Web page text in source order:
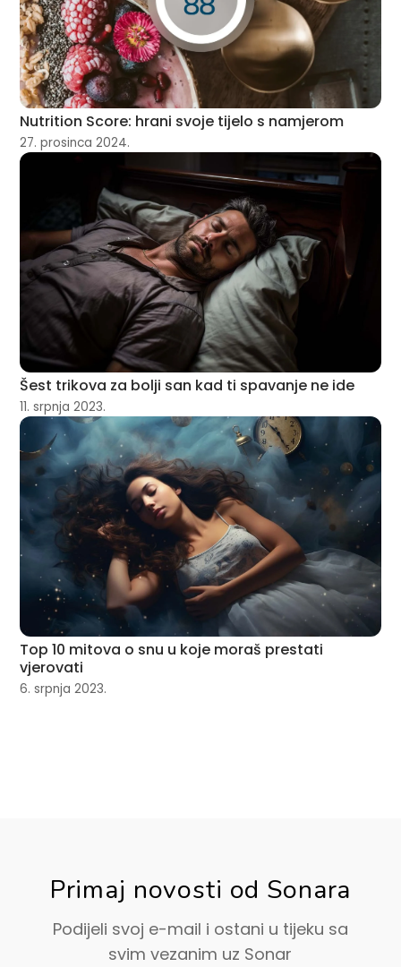
Nutrition Score: hrani svoje tijelo s namjerom
27. prosinca 2024.
Šest trikova za bolji san kad ti spavanje ne ide
11. srpnja 2023.
Top 10 mitova o snu u koje moraš prestati
vjerovati
6. srpnja 2023.
Primaj novosti od Sonara
Podijeli svoj e-mail i ostani u tijeku sa
svim vezanim uz Sonar